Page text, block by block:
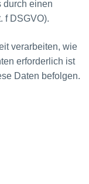
durch einen
f DSGVO).
verarbeiten, wie
erforderlich ist
Daten befolgen.